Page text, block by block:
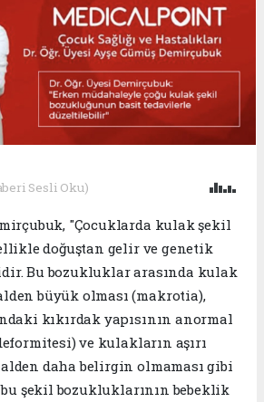
Sesli Oku)
"Çocuklarda kulak şekil
doğuştan gelir ve genetik
Bu bozukluklar arasında kulak
büyük olması (makrotia),
kıkırdak yapısının anormal
ve kulakların aşırı
daha belirgin olmaması gibi
şekil bozukluklarının bebeklik